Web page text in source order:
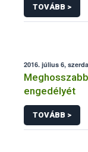
TOVÁBB >
2016. július 6, szerda
engedélyét
TOVÁBB >